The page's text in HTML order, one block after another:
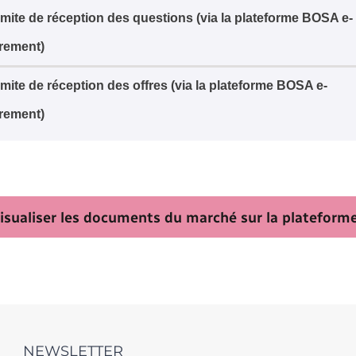
de réception des questions (via la plateforme BOSA e-
de réception des offres (via la plateforme BOSA e-
les documents du marché sur la
NEWSLETTER